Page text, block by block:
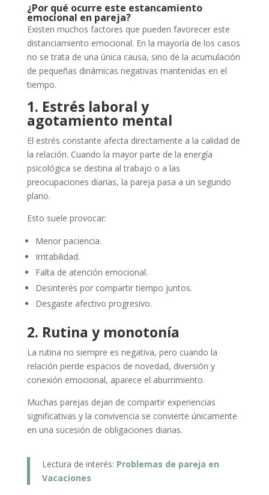
¿Por qué ocurre este estancamiento
emocional en pareja?
Existen muchos factores que pueden favorecer este
distanciamiento emocional. En la mayoría de los casos
no se trata de una única causa, sino de la acumulación
de pequeñas dinámicas negativas mantenidas en el
tiempo.
1. Estrés laboral y
agotamiento mental
El estrés constante afecta directamente a la calidad de
la relación. Cuando la mayor parte de la energía
psicológica se destina al trabajo o a las
preocupaciones diarias, la pareja pasa a un segundo
plano.
Esto suele provocar:
Menor paciencia.
Irritabilidad.
Falta de atención emocional.
Desinterés por compartir tiempo juntos.
Desgaste afectivo progresivo.
2. Rutina y monotonía
La rutina no siempre es negativa, pero cuando la
relación pierde espacios de novedad, diversión y
conexión emocional, aparece el aburrimiento.
Muchas parejas dejan de compartir experiencias
significativas y la convivencia se convierte únicamente
en una sucesión de obligaciones diarias.
Lectura de interés: Problemas de pareja en
Vacaciones